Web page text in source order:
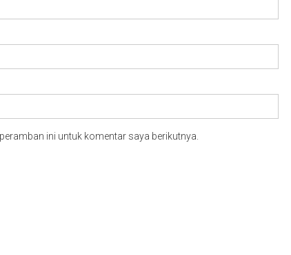
ini untuk komentar saya berikutnya.